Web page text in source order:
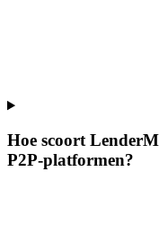
Hoe scoort
P2P-platformen?